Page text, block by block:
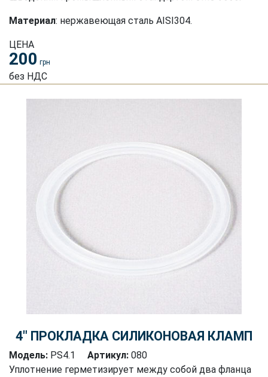
Материал: нержавеющая сталь AISI304.
ЦЕНА
200 грн
без НДС
4″ ПРОКЛАДКА СИЛИКОНОВАЯ КЛАМП
Модель: PS4.1 Артикул: 080
Уплотнение герметизирует между собой два фланца